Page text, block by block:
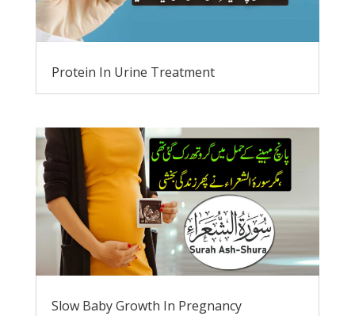
Protein In Urine Treatment
Slow Baby Growth In Pregnancy